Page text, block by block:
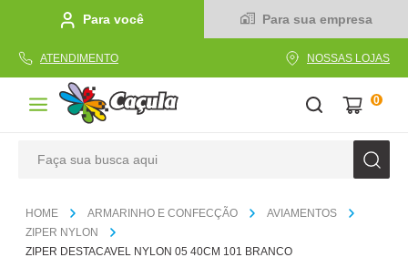
Para você Para sua empresa
ATENDIMENTO NOSSAS LOJAS
0
ARMARINHO E CONFECÇÃO
AVIAMENTOS
ZIPER NYLON
ZIPER DESTACAVEL NYLON 05 40CM 101 BRANCO
1º caderno